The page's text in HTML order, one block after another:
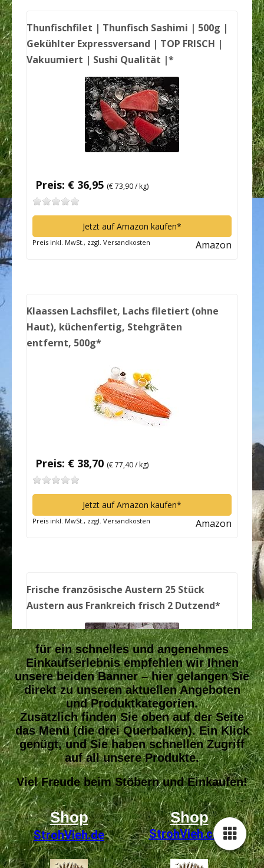
für ein schnelles und angenehmes
Einkaufserlebnis empfehlen wir Ihnen
unsere beiden Banner – hier gelangen Sie
direkt zu unseren aktuellen Angeboten
und Produktkategorien.
Zusätzlich finden Sie oben auf der Seite
das Menü (die drei Querbalken). Ein Klick
genügt, und Sie haben schnellen Zugriff
auf all unsere Produkte.
Viel Freude beim Stöbern und Einkaufen!
Shop
StrohVieh.de
Shop
StrohVieh.com